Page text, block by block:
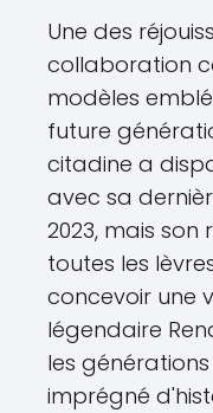
Une des
collaboration
modèles
future
citadine a
avec sa
2023, mais
toutes les
concevoir une
légendaire
les
imprégné